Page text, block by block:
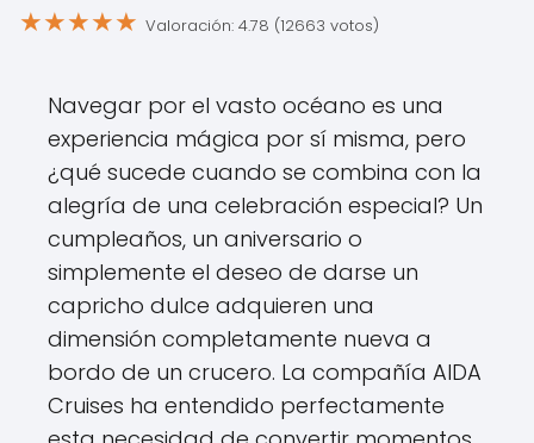
★★★★★ Valoración: 4.78 (12663 votos)
Navegar por el vasto océano es una
experiencia mágica por sí misma, pero
¿qué sucede cuando se combina con la
alegría de una celebración especial? Un
cumpleaños, un aniversario o
simplemente el deseo de darse un
capricho dulce adquieren una
dimensión completamente nueva a
bordo de un crucero. La compañía AIDA
Cruises ha entendido perfectamente